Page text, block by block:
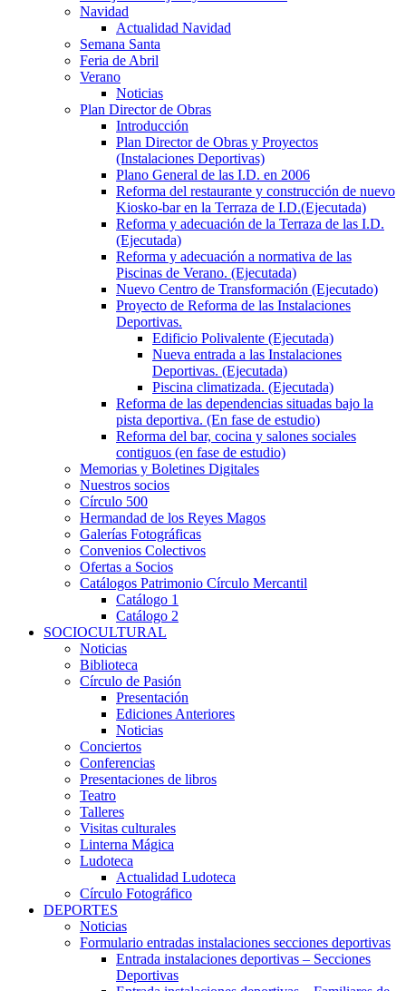
Navidad
Actualidad Navidad
Semana Santa
Feria de Abril
Verano
Noticias
Plan Director de Obras
Introducción
Plan Director de Obras y Proyectos
(Instalaciones Deportivas)
Plano General de las I.D. en 2006
Reforma del restaurante y construcción de nuevo
Kiosko-bar en la Terraza de I.D.(Ejecutada)
Reforma y adecuación de la Terraza de las I.D.
(Ejecutada)
Reforma y adecuación a normativa de las
Piscinas de Verano. (Ejecutada)
Nuevo Centro de Transformación (Ejecutado)
Proyecto de Reforma de las Instalaciones
Deportivas.
Edificio Polivalente (Ejecutada)
Nueva entrada a las Instalaciones
Deportivas. (Ejecutada)
Piscina climatizada. (Ejecutada)
Reforma de las dependencias situadas bajo la
pista deportiva. (En fase de estudio)
Reforma del bar, cocina y salones sociales
contiguos (en fase de estudio)
Memorias y Boletines Digitales
Nuestros socios
Círculo 500
Hermandad de los Reyes Magos
Galerías Fotográficas
Convenios Colectivos
Ofertas a Socios
Catálogos Patrimonio Círculo Mercantil
Catálogo 1
Catálogo 2
SOCIOCULTURAL
Noticias
Biblioteca
Círculo de Pasión
Presentación
Ediciones Anteriores
Noticias
Conciertos
Conferencias
Presentaciones de libros
Teatro
Talleres
Visitas culturales
Linterna Mágica
Ludoteca
Actualidad Ludoteca
Círculo Fotográfico
DEPORTES
Noticias
Formulario entradas instalaciones secciones deportivas
Entrada instalaciones deportivas – Secciones
Deportivas